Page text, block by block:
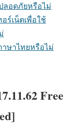
ปลอดภัยหรือไม่
ร์เน็ตเพื่อใช้
าษาไทยหรือไม่
Free